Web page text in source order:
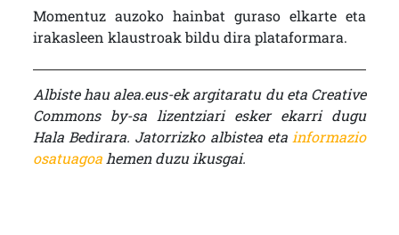
Momentuz auzoko hainbat guraso elkarte eta
irakasleen klaustroak bildu dira plataformara.
Albiste hau alea.eus-ek argitaratu du eta Creative
Commons by-sa lizentziari esker ekarri dugu
Hala Bedirara. Jatorrizko albistea etainformazio
osatuagoa hemen duzu ikusgai.